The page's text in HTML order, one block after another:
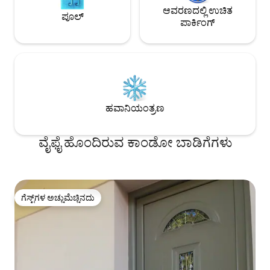
ಪೂಲ್
ಆವರಣದಲ್ಲಿ ಉಚಿತ
ಪಾರ್ಕಿಂಗ್
ಹವಾನಿಯಂತ್ರಣ
ವೈಫೈ ಹೊಂದಿರುವ ಕಾಂಡೋ ಬಾಡಿಗೆಗಳು
ಗೆಸ್ಟ್‌ಗಳ ಅಚ್ಚುಮೆಚ್ಚಿನದು
ಗೆಸ್ಟ್‌ಗಳ ಅಚ್ಚುಮೆಚ್ಚಿನದು